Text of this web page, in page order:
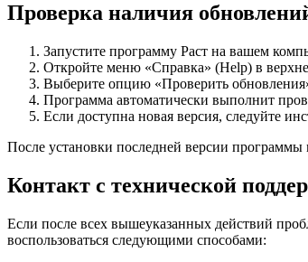
Проверка наличия
Запустите программу Раст на вашем
Откройте меню «Справка» (Help) в
Выберите опцию «Проверить
Программа автоматически выполнит
Если доступна новая версия, следуйте
После установки последней версии программы
Контакт с технической
Если после всех вышеуказанных действий
воспользоваться следующими способами: